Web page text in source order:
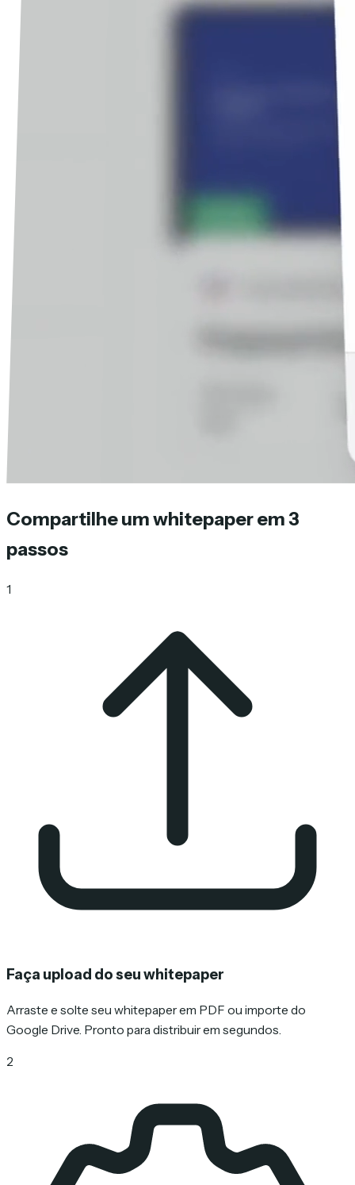
Compartilhe um whitepaper em 3
passos
1
Faça upload do seu whitepaper
Arraste e solte seu whitepaper em PDF ou importe do
Google Drive. Pronto para distribuir em segundos.
2